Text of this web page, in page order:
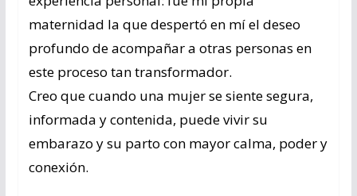
maternidad la que despertó en mí el deseo
profundo de acompañar a otras personas en
este proceso tan transformador.
Creo que cuando una mujer se siente segura,
informada y contenida, puede vivir su
embarazo y su parto con mayor calma, poder y
conexión.